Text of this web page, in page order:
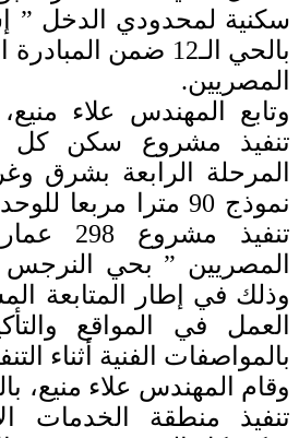
سكنية لمحدودي الدخل ”
بالحي الـ12 ضمن
المصريين.
وتابع المهندس علاء
تنفيذ مشروع سكن كل
المرحلة الرابعة بشرق
نموذج 90 مترا مربعا
تنفيذ
المصريين ” بحي النرجس
وذلك في إطار المتابعة
العمل في المواقع
بالمواصفات الفنية أثناء
وقام المهندس علاء منيع،
تنفيذ منطقة الخدمات